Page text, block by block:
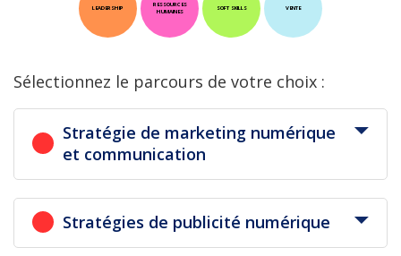
LEADERSHIP
RESSOURCES
HUMAINES
SOFT SKILLS VENTE
Sélectionnez le parcours de votre choix :
Stratégie de marketing numérique
et communication
Stratégies de publicité numérique